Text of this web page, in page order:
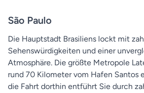
São Paulo
Die Hauptstadt Brasiliens lockt mit
Sehenswürdigkeiten und einer
Atmosphäre. Die größte Metropole
rund 70 Kilometer vom Hafen Santos
die Fahrt dorthin entführt Sie durch